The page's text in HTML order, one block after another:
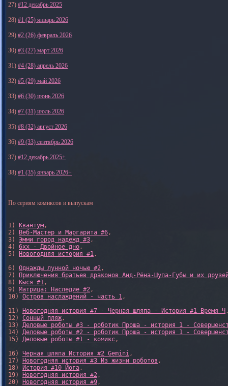
27) #12 декабрь 2025
28) #1 (25) январь 2026
29) #2 (26) февраль 2026
30) #3 (27) март 2026
31) #4 (28) апрель 2026
32) #5 (29) май 2026
33) #6 (30) июнь 2026
34) #7 (31) июль 2026
35) #8 (32) август 2026
36) #9 (33) сентябрь 2026
37) #12 декабрь 2025+
38) #1 (35) январь 2026+
По сериям комиксов и выпускам
1) Квантум ,
2) Веб-Мастер и Маргарита #6 ,
3) Эмми город надежд #3 ,
4) 6xx - Двойное дно ,
5) Новогодняя история #1 ,
6) Однажды лунной ночью #2 ,
7) Приключения братьев драконов Анд-Рёна-Шупа-Губы и их
8) Кыся #1 ,
9) Матрица: Наследие #2 ,
10) Остров наслаждений - часть 1 ,
11) Новогодняя история #7 - Черная шляпа - История #1 Время Ч
12) Сонный пляж ,
13) Деловые роботы #3 - роботик Проша - история 1 -
14) Деловые роботы #2 - роботик Проша - история 1 -
15) Деловые роботы #1 - комикс ,
16) Черная шляпа История #2 Gemini ,
17) Новогодняя история #3 Из жизни роботов ,
18) История #10 Йога ,
19) Новогодняя история #2 ,
20) Новогодняя история #9 ,